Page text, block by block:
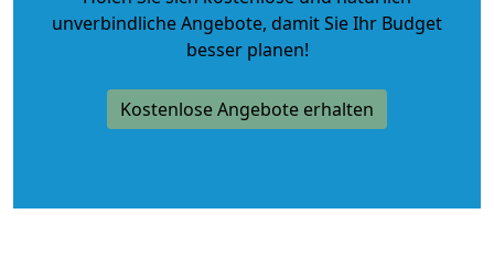
unverbindliche Angebote, damit Sie Ihr Budget
besser planen!
Kostenlose Angebote erhalten